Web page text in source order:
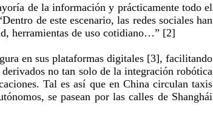
de la información y prácticamente todo el
de este escenario, las redes sociales han
herramientas de uso cotidiano…” [2]
en sus plataformas digitales [3], facilitando
no tan solo de la integración robótica
Tal es así que en China circulan taxis
se pasean por las calles de Shanghái